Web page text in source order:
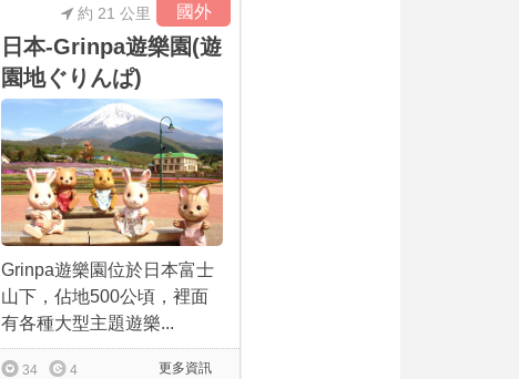
國外
約 21 公里
日本-Grinpa遊樂園(遊
園地ぐりんぱ)
Grinpa遊樂園位於日本富士
山下，佔地500公頃，裡面
有各種大型主題遊樂...
更多資訊
34 4